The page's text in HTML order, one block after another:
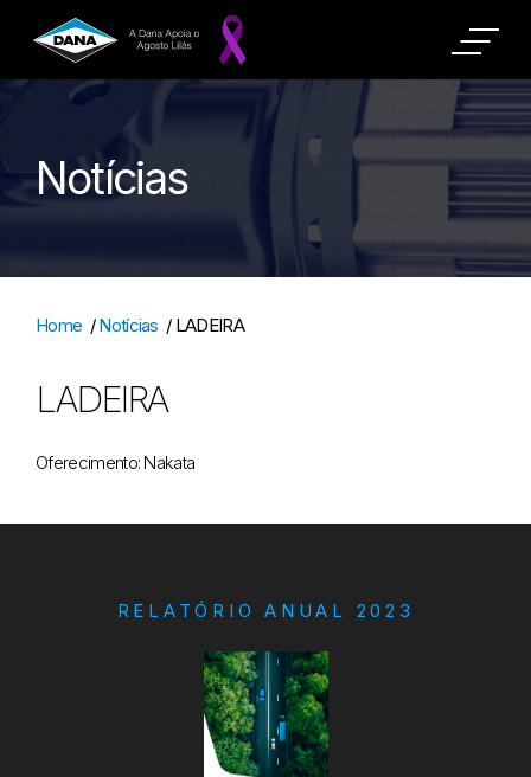
Notícias
Home /Notícias / LADEIRA
LADEIRA
Oferecimento: Nakata
RELATÓRIO ANUAL 2023